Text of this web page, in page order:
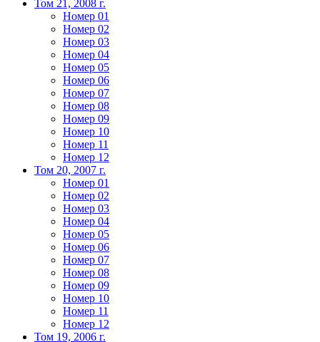
Том 21, 2008 г.
Номер 01
Номер 02
Номер 03
Номер 04
Номер 05
Номер 06
Номер 07
Номер 08
Номер 09
Номер 10
Номер 11
Номер 12
Том 20, 2007 г.
Номер 01
Номер 02
Номер 03
Номер 04
Номер 05
Номер 06
Номер 07
Номер 08
Номер 09
Номер 10
Номер 11
Номер 12
Том 19, 2006 г.